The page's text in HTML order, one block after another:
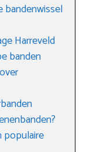
bandenwissel
Harreveld
banden
populaire